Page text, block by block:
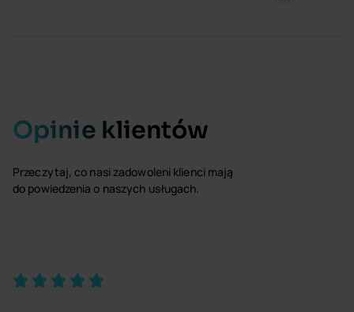
Opinie klientów
Przeczytaj, co nasi zadowoleni klienci mają
do powiedzenia o naszych usługach.